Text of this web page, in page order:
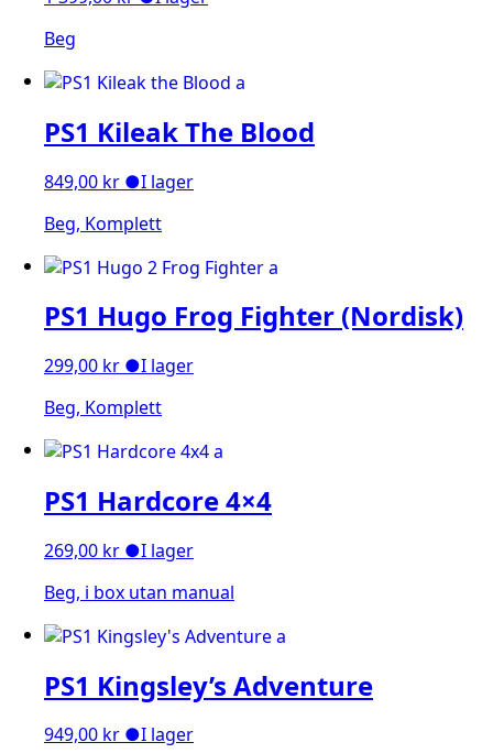
Beg
PS1 Kileak The Blood
849,00 kr ●I lager
Beg, Komplett
PS1 Hugo Frog Fighter (Nordisk)
299,00 kr ●I lager
Beg, Komplett
PS1 Hardcore 4×4
269,00 kr ●I lager
Beg, i box utan manual
PS1 Kingsley’s Adventure
949,00 kr ●I lager